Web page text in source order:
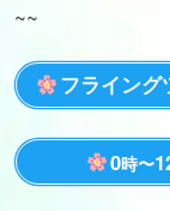
~~
フライング
0時〜